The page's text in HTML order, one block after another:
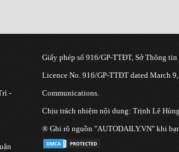
-
Giấy phép số 916/GP-TTĐT, Sở Thông
Licence No. 916/GP-TTĐT dated March
Communications.
Chịu trách nhiệm nội dung: Trịnh Lê
® Ghi rõ nguồn "AUTODAILY.VN" khi